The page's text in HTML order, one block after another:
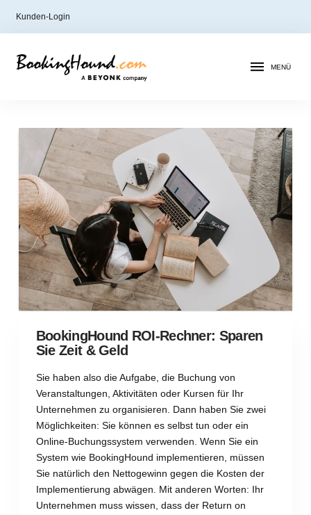
Kunden-Login
MENÜ
BookingHound ROI-Rechner: Sparen
Sie Zeit & Geld
Sie haben also die Aufgabe, die Buchung von
Veranstaltungen, Aktivitäten oder Kursen für Ihr
Unternehmen zu organisieren. Dann haben Sie zwei
Möglichkeiten: Sie können es selbst tun oder ein
Online-Buchungssystem verwenden. Wenn Sie ein
System wie BookingHound implementieren, müssen
Sie natürlich den Nettogewinn gegen die Kosten der
Implementierung abwägen. Mit anderen Worten: Ihr
Unternehmen muss wissen, dass der Return on